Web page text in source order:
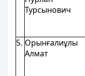
Турсынович
5. Орынғалиұлы
Алмат